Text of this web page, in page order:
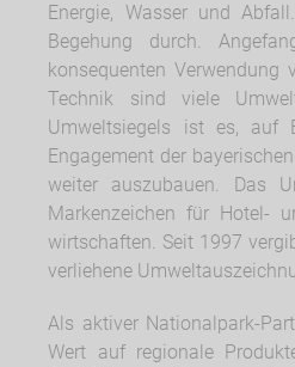
Energie, Wasser und
Begehung durch.
konsequenten
Technik sind viele
Umweltsiegels ist es, auf
Engagement der
weiter auszubauen. Das
Markenzeichen für Hotel-
wirtschaften. Seit 1997
verliehene
Als aktiver Nationalpark-
Wert auf regionale